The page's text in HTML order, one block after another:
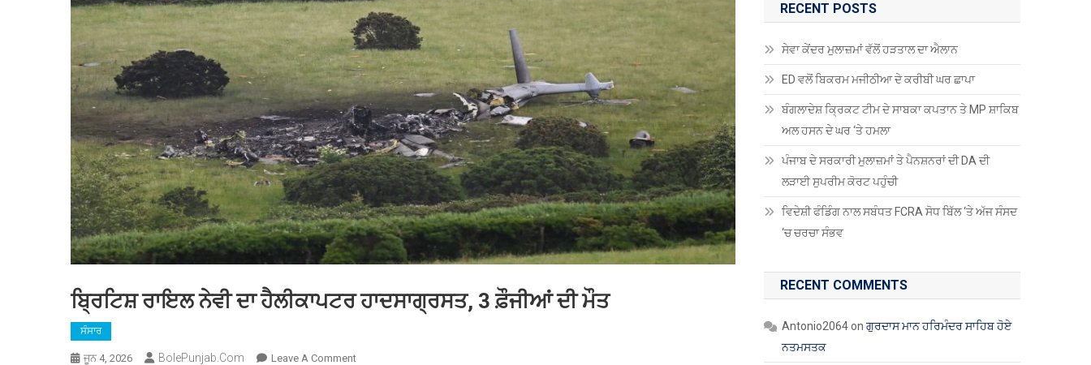
ਬ੍ਰਿਟਿਸ਼ ਰਾਇਲ ਨੇਵੀ ਦਾ ਹੈਲੀਕਾਪਟਰ ਹਾਦਸਾਗ੍ਰਸਤ, 3 ਫ਼ੌਜੀਆਂ ਦੀ ਮੌਤ
ਸੰਸਾਰ
ਜੂਨ 4, 2026 BolePunjab.com Leave A CommentOn
RECENT POSTS
ਸੇਵਾ ਕੇਂਦਰ ਮੁਲਾਜ਼ਮਾਂ ਵੱਲੋਂ ਹੜਤਾਲ ਦਾ ਐਲਾਨ
ED ਵਲੋਂ ਬਿਕਰਮ ਮਜੀਠੀਆ ਦੇ ਕਰੀਬੀ ਘਰ ਛਾਪਾ
ਬੰਗਲਾਦੇਸ਼ ਕ੍ਰਿਕਟ ਟੀਮ ਦੇ ਸਾਬਕਾ ਕਪਤਾਨ ਤੇ MP ਸ਼ਾਕਿਬ
ਅਲ ਹਸਨ ਦੇ ਘਰ ‘ਤੇ ਹਮਲਾ
ਪੰਜਾਬ ਦੇ ਸਰਕਾਰੀ ਮੁਲਾਜ਼ਮਾਂ ਤੇ ਪੈਨਸ਼ਨਰਾਂ ਦੀ DA ਦੀ
ਲੜਾਈ ਸੁਪਰੀਮ ਕੋਰਟ ਪਹੁੰਚੀ
ਵਿਦੇਸ਼ੀ ਫੰਡਿੰਗ ਨਾਲ ਸਬੰਧਤ FCRA ਸੋਧ ਬਿੱਲ ‘ਤੇ ਅੱਜ ਸੰਸਦ
‘ਚ ਚਰਚਾ ਸੰਭਵ
RECENT COMMENTS
Antonio2064onਗੁਰਦਾਸ ਮਾਨ ਹਰਿਮੰਦਰ ਸਾਹਿਬ ਹੋਏ
ਨਤਮਸਤਕ